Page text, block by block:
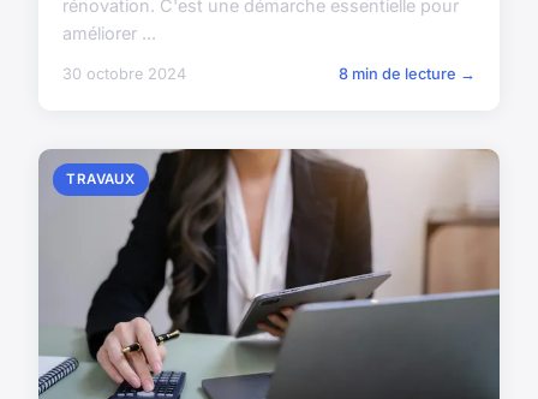
rénovation. C'est une démarche essentielle pour
améliorer ...
30 octobre 2024 8 min de lecture →
TRAVAUX